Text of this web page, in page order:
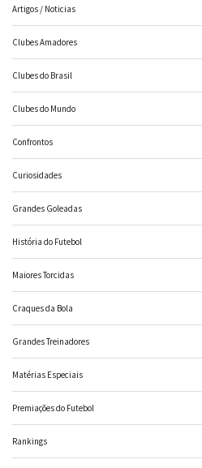
Artigos / Noticias
Clubes Amadores
Clubes do Brasil
Clubes do Mundo
Confrontos
Curiosidades
Grandes Goleadas
História do Futebol
Maiores Torcidas
Craques da Bola
Grandes Treinadores
Matérias Especiais
Premiações do Futebol
Rankings